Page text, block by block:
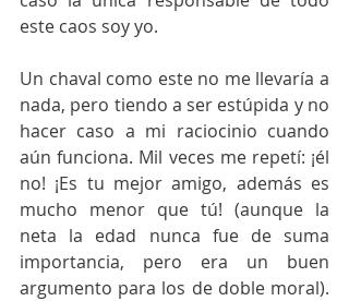
este caos soy yo.
Un chaval como este no me llevaría a
nada, pero tiendo a ser estúpida y no
hacer caso a mi raciocinio cuando
aún funciona. Mil veces me repetí: ¡él
no! ¡Es tu mejor amigo, además es
mucho menor que tú! (aunque la
neta la edad nunca fue de suma
importancia, pero era un buen
argumento para los de doble moral).